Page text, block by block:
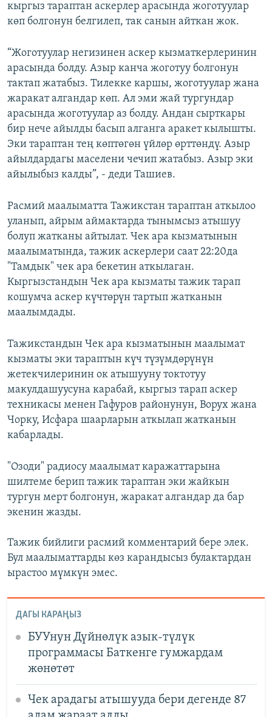
кыргыз тараптан аскерлер арасында жоготуулар
көп болгонун белгилеп, так санын айткан жок.
“Жоготуулар негизинен аскер кызматкерлеринин
арасында болду. Азыр канча жоготуу болгонун
тактап жатабыз. Тилекке каршы, жоготуулар жана
жаракат алгандар көп. Ал эми жай тургундар
арасында жоготуулар аз болду. Андан сырткары
бир нече айылды басып алганга аракет кылышты.
Эки тараптан тең көптөгөн үйлөр өрттөндү. Азыр
айылдардагы маселени чечип жатабыз. Азыр эки
айылыбыз калды”, - деди Ташиев.
Расмий маалыматта Тажикстан тараптан аткылоо
уланып, айрым аймактарда тынымсыз атышуу
болуп жатканы айтылат. Чек ара кызматынын
маалыматында, тажик аскерлери саат 22:20да
"Тамдык" чек ара бекетин аткылаган.
Кыргызстандын Чек ара кызматы тажик тарап
кошумча аскер күчтөрүн тартып жатканын
маалымдады.
Тажикстандын Чек ара кызматынын маалымат
кызматы эки тараптын күч түзүмдөрүнүн
жетекчилеринин ок атышууну токтотуу
макулдашуусуна карабай, кыргыз тарап аскер
техникасы менен Гафуров районунун, Ворух жана
Чорку, Исфара шаарларын аткылап жатканын
кабарлады.
"Озоди" радиосу маалымат каражаттарына
шилтеме берип тажик тараптан эки жайкын
тургун мерт болгонун, жаракат алгандар да бар
экенин жазды.
Тажик бийлиги расмий комментарий бере элек.
Бул маалыматтарды көз карандысыз булактардан
ырастоо мүмкүн эмес.
ДАГЫ КАРАҢЫЗ
БУУнун Дүйнөлүк азык-түлүк
программасы Баткенге гумжардам
жөнөтөт
Чек арадагы атышууда бери дегенде 87